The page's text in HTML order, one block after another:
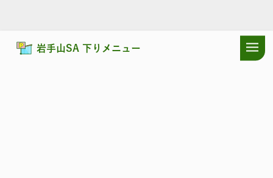
岩手山SA 下りメニュー